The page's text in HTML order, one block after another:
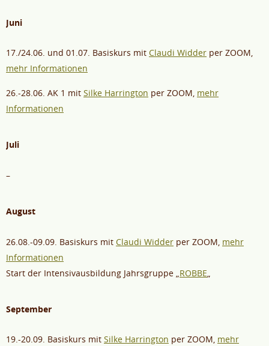
Juni
17./24.06. und 01.07. Basiskurs mit Claudi Widder per ZOOM,
mehr Informationen
26.-28.06. AK 1 mit Silke Harrington per ZOOM, mehr
Informationen
Juli
–
August
26.08.-09.09. Basiskurs mit Claudi Widder per ZOOM, mehr
Informationen
Start der Intensivausbildung Jahrsgruppe „ ROBBE
September
19.-20.09. Basiskurs mit Silke Harrington per ZOOM, mehr